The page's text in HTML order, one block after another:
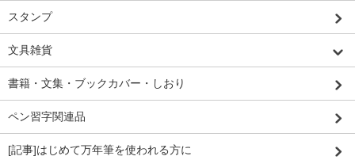
スタンプ
文具雑貨
書籍・文集・ブックカバー・しおり
ペン習字関連品
[記事]はじめて万年筆を使われる方に